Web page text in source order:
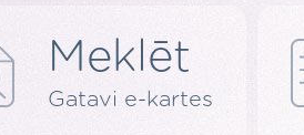
Meklēt
Gatavi e-kartes